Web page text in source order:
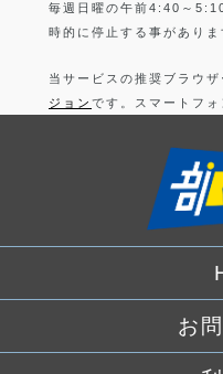
毎週日曜の午前4:40～
時的に停止する事がありま
当サービスの推奨ブラウザ
ジョン です。スマートフ
上記以外のブラウザーで
ますので、ご注意ください
ログインすることにより
なります。
プライバシー
で
お